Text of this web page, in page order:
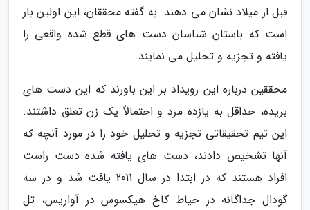
قبل از میلاد نشان می دهند. به گفته محققان، این اولین بار
است که باستان شناسان دست های قطع شده واقعی را
یافته و تجزیه و تحلیل می نمایند.
محققین درباره این رویداد بر این باورند که این دست های
بریده، حداقل به یازده مرد و احتمالاً یک زن تعلق داشتند.
این تیم تحقیقاتی تجزیه و تحلیل خود را در مورد آنچه که
آنها تشخیص دادند، دست های یافته شده دست راست
افراد هستند که در ابتدا در سال 2011 یافت شد و در سه
گودال جداگانه در حیاط کاخ هیکسوس در آواریس، تل